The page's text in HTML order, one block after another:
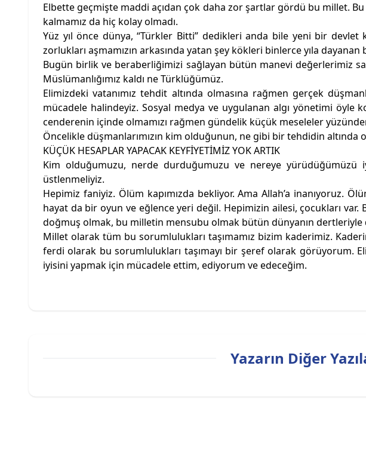
Elbette geçmişte maddi açıdan çok daha zor şartlar gördü bu millet.
kalmamız da hiç kolay olmadı.
Yüz yıl önce dünya, “Türkler Bitti” dedikleri anda bile yeni bir
zorlukları aşmamızın arkasında yatan şey kökleri binlerce yıla
Bugün birlik ve beraberliğimizi sağlayan bütün manevi değerlerimiz
Müslümanlığımız kaldı ne Türklüğümüz.
Elimizdeki vatanımız tehdit altında olmasına rağmen gerçek
mücadele halindeyiz. Sosyal medya ve uygulanan algı yönetimi
cenderenin içinde olmamızı rağmen gündelik küçük meseleler
Öncelikle düşmanlarımızın kim olduğunun, ne gibi bir tehdidin altında
KÜÇÜK HESAPLAR YAPACAK KEYFİYETİMİZ YOK ARTIK
Kim olduğumuzu, nerde durduğumuzu ve nereye
üstlenmeliyiz.
Hepimiz faniyiz. Ölüm kapımızda bekliyor. Ama Allah’a inanıyoruz.
hayat da bir oyun ve eğlence yeri değil. Hepimizin ailesi, çocukları
doğmuş olmak, bu milletin mensubu olmak bütün dünyanın
Millet olarak tüm bu sorumlulukları taşımamız bizim kaderimiz.
ferdi olarak bu sorumlulukları taşımayı bir şeref olarak görüyorum.
iyisini yapmak için mücadele ettim, ediyorum ve edeceğim.
Yazarın Diğer